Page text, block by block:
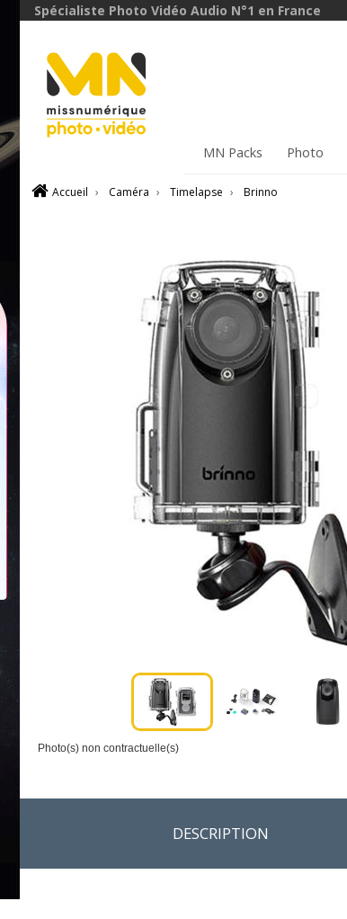
Spécialiste Photo Vidéo Audio N°1 en France
MN Packs Photo
Accueil › Caméra › Timelapse › Brinno
Photo(s) non contractuelle(s)
DESCRIPTION